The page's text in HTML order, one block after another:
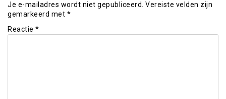
Je e-mailadres wordt niet gepubliceerd. Vereiste velden zijn
gemarkeerd met *
Reactie *